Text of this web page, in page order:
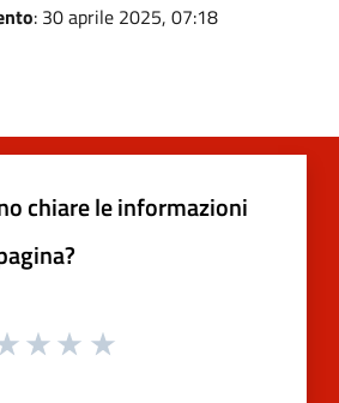
: 30 aprile 2025, 07:18
chiare le informazioni